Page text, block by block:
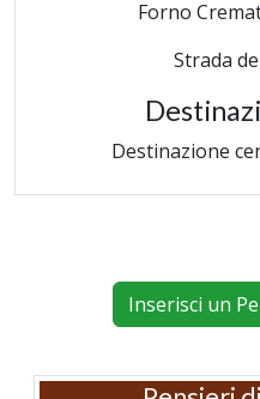
Forno
Strada
Destinazione
Inserisci un